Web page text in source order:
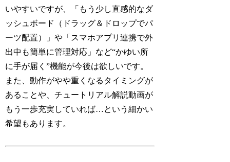
いやすいですが、「もう少し直感的なダ
ッシュボード（ドラッグ＆ドロップでパ
ーツ配置）」や「スマホアプリ連携で外
出中も簡単に管理対応」など“かゆい所
に手が届く”機能が今後は欲しいです。
また、動作がやや重くなるタイミングが
あることや、チュートリアル解説動画が
もう一歩充実していれば…という細かい
希望もあります。